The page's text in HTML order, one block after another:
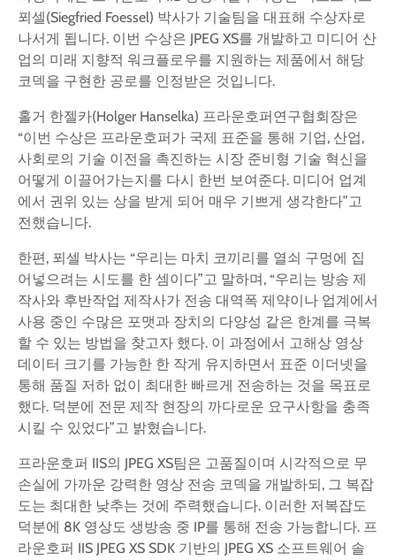
푀셀(Siegfried Foessel) 박사가 기술팀을 대표해 수상자로
나서게 됩니다. 이번 수상은 JPEG XS를 개발하고 미디어 산
업의 미래 지향적 워크플로우를 지원하는 제품에서 해당
코덱을 구현한 공로를 인정받은 것입니다.
홀거 한젤카(Holger Hanselka) 프라운호퍼연구협회장은
“이번 수상은 프라운호퍼가 국제 표준을 통해 기업, 산업,
사회로의 기술 이전을 촉진하는 시장 준비형 기술 혁신을
어떻게 이끌어가는지를 다시 한번 보여준다. 미디어 업계
에서 권위 있는 상을 받게 되어 매우 기쁘게 생각한다”고
전했습니다.
한편, 푀셀 박사는 “우리는 마치 코끼리를 열쇠 구멍에 집
어넣으려는 시도를 한 셈이다”고 말하며, “우리는 방송 제
작사와 후반작업 제작사가 전송 대역폭 제약이나 업계에서
사용 중인 수많은 포맷과 장치의 다양성 같은 한계를 극복
할 수 있는 방법을 찾고자 했다. 이 과정에서 고해상 영상
데이터 크기를 가능한 한 작게 유지하면서 표준 이더넷을
통해 품질 저하 없이 최대한 빠르게 전송하는 것을 목표로
했다. 덕분에 전문 제작 현장의 까다로운 요구사항을 충족
시킬 수 있었다”고 밝혔습니다.
프라운호퍼 IIS의 JPEG XS팀은 고품질이며 시각적으로 무
손실에 가까운 강력한 영상 전송 코덱을 개발하되, 그 복잡
도는 최대한 낮추는 것에 주력했습니다. 이러한 저복잡도
덕분에 8K 영상도 생방송 중 IP를 통해 전송 가능합니다. 프
라운호퍼 IIS JPEG XS SDK 기반의 JPEG XS 소프트웨어 솔